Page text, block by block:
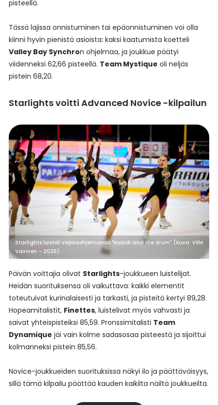
pisteellä.
Tässä lajissa onnistuminen tai epäonnistuminen voi olla
kiinni hyvin pienistä asioista: kaksi kaatumista koetteli
Valley Bay Synchron ohjelmaa, ja joukkue päätyi
viidenneksi 62,66 pisteellä. Team Mystique oli neljäs
pistein 68,20.
Starlights voitti Advanced Novice -kilpailun
Starlights luisteli vapaaohjelmansa "Noaidi and the drum". (Kuva: Ville
Vairinen – 2025)
Päivän voittajia olivat Starlights-joukkueen luistelijat.
Heidän suorituksensa oli vaikuttava: kaikki elementit
toteutuivat kurinalaisesti ja tarkasti, ja pisteitä kertyi 89,28.
Hopeamitalistit, Finettes, luistelivat myös vahvasti ja
saivat yhteispisteiksi 85,59. Pronssimitalisti Team
Dynamique jäi vain kolme sadasosaa pisteestä ja sijoittui
kolmanneksi pistein 85,56.
Novice-joukkueiden suorituksissa näkyi ilo ja päättäväisyys,
sillä tämä kilpailu päättää kauden kaikilta näiltä joukkueilta.